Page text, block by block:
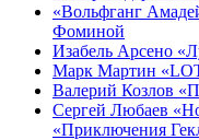
«Вольфганг
Фоминой
Изабель Арсено
Марк Мартин
Валерий Козлов
Сергей Любаев
«Приключения